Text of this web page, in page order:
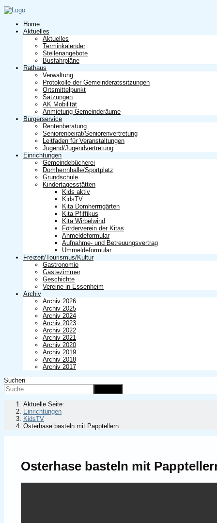
Home
Aktuelles
Aktuelles
Terminkalender
Stellenangebote
Busfahrpläne
Rathaus
Verwaltung
Protokolle der Gemeinderatssitzungen
Ortsmittelpunkt
Satzungen
AK Mobilität
Anmietung Gemeinderäume
Bürgerservice
Rentenberatung
Seniorenbeirat/Seniorenvertretung
Leitfaden für Veranstaltungen
Jugend/Jugendvertretung
Einrichtungen
Gemeindebücherei
Domherrnhalle/Sportplatz
Grundschule
Kindertagesstätten
Kids aktiv
KidsTV
Kita Domherrngärten
Kita Pfiffikus
Kita Wirbelwind
Förderverein der Kitas
Anmeldeformular
Aufnahme- und Betreuungsvertrag
Ummeldeformular
Freizeit/Tourismus/Kultur
Gastronomie
Gästezimmer
Geschichte
Vereine in Essenheim
Archiv
Archiv 2026
Archiv 2025
Archiv 2024
Archiv 2023
Archiv 2022
Archiv 2021
Archiv 2020
Archiv 2019
Archiv 2018
Archiv 2017
Suchen
Aktuelle Seite:
Einrichtungen
KidsTV
Osterhase basteln mit Papptellern
Osterhase basteln mit